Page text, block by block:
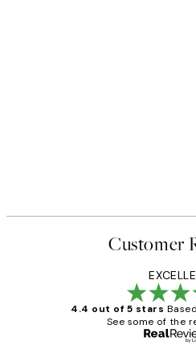
Customer
4.4 out of 5 stars
See some of the